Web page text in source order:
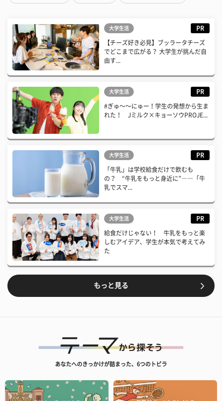
大学生活 PR
【チーズ好き必見】ブッラータチーズ
でどこまで広がる？ 大学生が挑んだ自
由す...
大学生活 PR
#ぎゅ〜〜にゅー！学生の発想から生ま
れた！ Jミルク×キョーソウPROJE...
大学生活 PR
「牛乳」は学校給食だけで飲むも
の？ “牛乳をもっと身近に”――「牛
乳でスマ...
大学生活 PR
給食だけじゃない！ 牛乳をもっと楽
しむアイデア、学生が本気で考えてみ
た
もっと見る
あなたへのきっかけが詰まった、6つのトビラ